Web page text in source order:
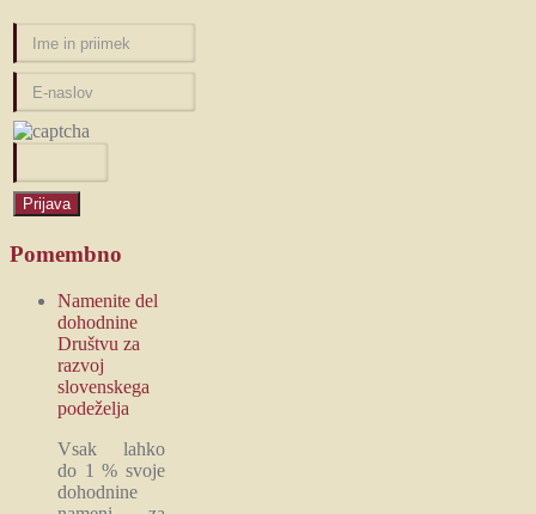
Pomembno
Namenite del
dohodnine
Društvu za
razvoj
slovenskega
podeželja
Vsak lahko
do 1 % svoje
dohodnine